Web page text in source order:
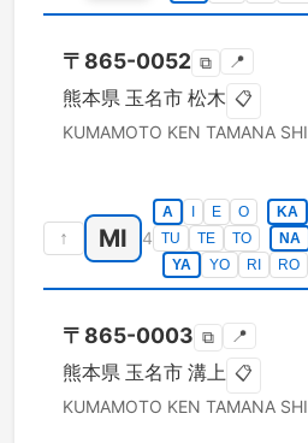
〒 865-0052 ⧉ 📍
熊本県 玉名市 松木 📋
KUMAMOTO KEN TAMANA SHI
↑ MI 4
A E O KA
TU
TE TO NA
YA
YO RI RO
〒 865-0003 ⧉ 📍
熊本県 玉名市 溝上 📋
KUMAMOTO KEN TAMANA SHI